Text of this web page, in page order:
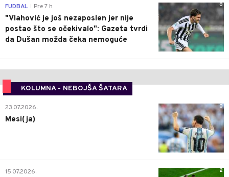
0
FUDBAL Pre 7 h
"Vlahović je još nezaposlen jer nije
postao što se očekivalo": Gazeta tvrdi
da Dušan možda čeka nemoguće
KOLUMNA - NEBOJŠA ŠATARA
0
23.07.2026.
Mesi(ja)
2
15.07.2026.